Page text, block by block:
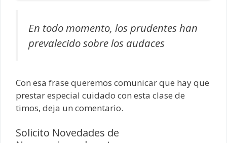
En todo momento, los prudentes han
prevalecido sobre los audaces
Con esa frase queremos comunicar que hay que
prestar especial cuidado con esta clase de
timos, deja un comentario.
Solicito Novedades de